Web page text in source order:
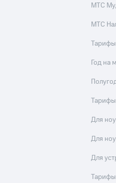
МТС
МТС
Тарифы
Год на
Для
Для
Для